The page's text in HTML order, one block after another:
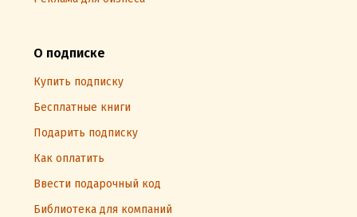
О подписке
Купить подписку
Бесплатные книги
Подарить подписку
Как оплатить
Ввести подарочный код
Библиотека для компаний